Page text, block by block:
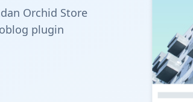
Orchid Store
plugin